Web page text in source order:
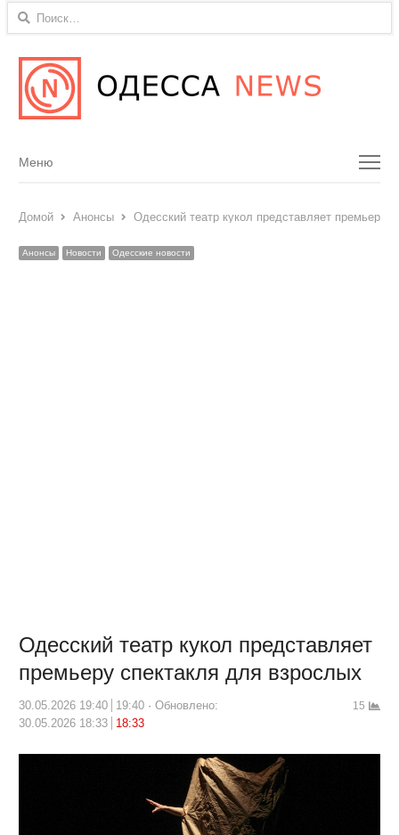
Найти:
Menu
Меню
Домой Анонсы Одесский театр кукол представляет премьеру
Анонсы Новости Одесские новости
Одесский театр кукол представляет
премьеру спектакля для взрослых
30.05.2026 19:40 19:40
Обновлено:
30.05.2026 18:33
18:33
15